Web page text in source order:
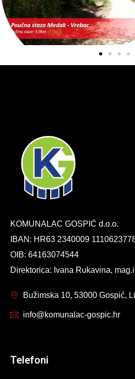
KOMUNALAC GOSPIĆ d.o.o.
IBAN: HR63 2340009
OIB: 64163074544
Direktorica: Ivana Rukavina,
Bužimska 10, 53000 Gospić,
info@komunalac-gospic.hr
Telefoni